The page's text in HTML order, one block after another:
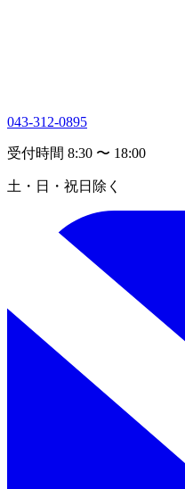
043-312-0895
受付時間 8:30 〜 18:00
土・日・祝日除く